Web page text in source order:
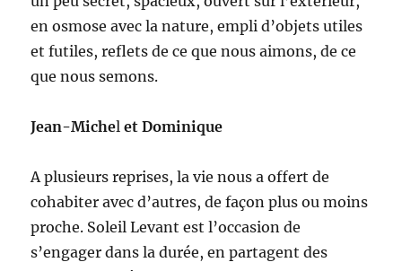
en osmose avec la nature, empli d’objets utiles
et futiles, reflets de ce que nous aimons, de ce
que nous semons.
Jean-Michelet Dominique
A plusieurs reprises, la vie nous a offert de
cohabiter avec d’autres, de façon plus ou moins
proche. Soleil Levant est l’occasion de
s’engager dans la durée, en partagent des